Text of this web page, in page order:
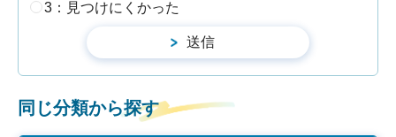
3：見つけにくかった
同じ分類から探す